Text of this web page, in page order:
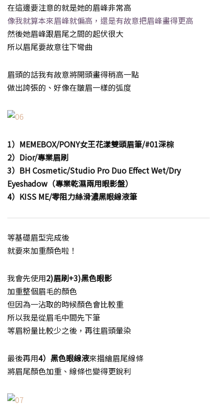
在這邊要注意的就是她的眉峰非常高
像我就算本來眉峰就偏高，還是有故意把眉峰畫得更高
然後她眉峰跟眉尾之間的起伏很大
所以眉尾要故意往下彎曲
眉頭的話我有故意將開頭畫得稍高一點
做出誇張的、好像在皺眉一樣的弧度
1）MEMEBOX/PONY女王花漾雙頭眉筆/#01深棕
2）Dior/專業眉刷
3）BH Cosmetic/Studio Pro Duo Effect Wet/Dry
Eyeshadow（專業乾濕兩用眼影盤）
4）KISS ME/零阻力絲滑濃黑眼線液筆
等基礎眉型完成後
就要來加重顏色啦！
我會先使用2)眉刷+3)黑色眼影
加重整個眉毛的顏色
但因為一沾取的時候顏色會比較重
所以我是從眉毛中間先下筆
等眉粉量比較少之後，再往眉頭暈染
最後再用4）黑色眼線液來描繪眉尾線條
將眉尾顏色加重、線條也變得更銳利